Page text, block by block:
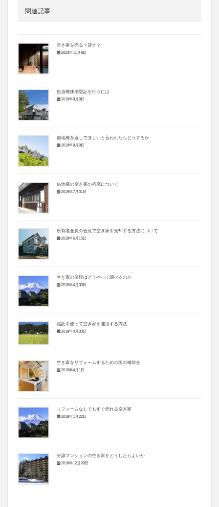
関連記事
空き家を売る？貸す？
2023年11月8日
抵当権抹消登記を行うには
2019年9月9日
借地権を返してほしいと言われたらどうするか
2019年9月9日
借地権の空き家の朽廃について
2019年7月31日
所有者全員の合意で空き家を売却する方法について
2019年6月15日
空き家の値段はどうやって調べるのか
2019年4月30日
信託を使って空き家を運用する方法
2019年4月30日
空き家をリフォームするための国の補助金
2019年4月1日
リフォームなしでもすぐ売れる空き家
2019年1月22日
分譲マンションの空き家をどうしたらよいか
2018年12月28日